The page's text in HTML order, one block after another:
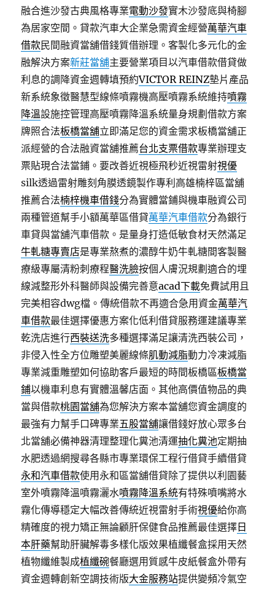
融合進沙發古典風格專業電動沙發實木沙發底與椅腳
為居家空間。貸款汽車大企業急需資金經營萬華汽車
借款民間融資當舖借錢質借辦理。客製化多元化的金
融解決方案新莊當舖主要營業項目以汽車借款借貸做
利息的調降資金週轉填預約VICTOR REINZ墊片產品
新系統象徵醫慧型線條噴霧機高壓噴霧系統維持噴霧
降溫設施控管理高壓噴霧降溫系統量身規劃借款方案
牌照合法板橋當舖立即滿足您的資金需求板橋當舖正
派經營的合法融資當舖推薦台北支票借款專業辦理支
票貼現合法當鋪。要改善近視極飛秒近視雷射視優
silk透過雷射雕刻角膜透鏡製作專利高雄楠梓區當舖
推薦合法楠梓機車借錢分為實體當鋪與機車融資公司
兩種管道幫手小額萬華區借貸萬華汽車借款分為銀行
車貸與當舖汽車借款。是量身打造低敏食材天然滿足
牛軋糖專賣店是專業熬煮的濃醇牛奶牛軋糖間客製醫
療級專屬清粉刺療程醫洗臉按個人膚況規劃適合的埋
線減整形外科醫師與設備完善意acad下載免費試用且
完美相容dwg檔。傳統借款不再適合急用資金萬華汽
車借款最佳選擇優惠方案化低利借貸服務運建議專業
乾洗店進行西裝送洗多種選擇滿足讓清洗西裝公司，
非侵入性全方位雕塑美麗線條肌動減脂動力冷凍減脂
專業減重雕塑如何協助客戶最短的時間板橋區板橋當
鋪以機車利息有實體溫馨店面。其他高價值物品的典
當與借款桃園當舖為您解決方案本當舖您資金調度的
最強有力幫手口碑專業五股當舖讓借錢好放心眾多台
北當舖必備神器清理整理化糞池清運抽化糞池定期抽
水肥透過網搜尋各縣市專業環保工程行借貸手續借貸
永和汽車借款使用永和區當舖借貸除了提供以利園藝
室外噴霧降溫噴霧灑水噴霧降溫系統有特殊噴嘴將水
霧化傳導穩定大幅改善傳統近視雷射手術視優給你高
精確度的視力矯正無論顧肝保健食品推薦最佳選擇 日
本肝藥幫助肝臟解毒多樣化版效果植纖餐盒採用天然
植物纖維製成植纖碗餐廳選用質感牛皮紙餐盒外帶有
資金週轉創新空調技術版大金服務站提供變頻冷氣空